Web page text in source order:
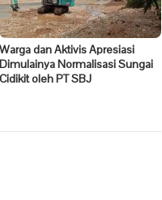
Warga dan Aktivis Apresiasi
Dimulainya Normalisasi Sungai
Cidikit oleh PT SBJ